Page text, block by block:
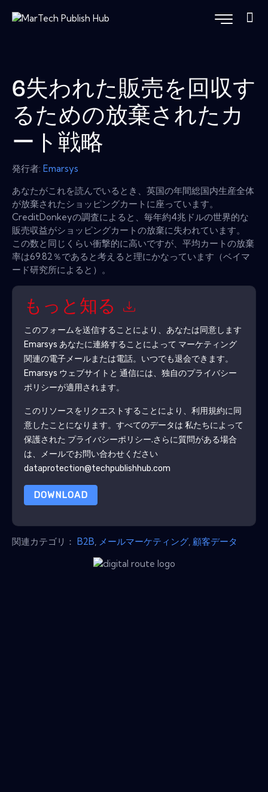
6失われた販売を回収す
るための放棄されたカ
ート戦略
発行者: Emarsys
あなたがこれを読んでいるとき、英国の年間総国内生産全体
が放棄されたショッピングカートに座っています。
CreditDonkeyの調査によると、毎年約4兆ドルの世界的な
販売収益がショッピングカートの放棄に失われています。
この数と同じくらい衝撃的に高いですが、平均カートの放棄
率は69.82％であると考えると理にかなっています（ベイマ
ード研究所によると）。
もっと知る
このフォームを送信することにより、あなたは同意します
Emarsys あなたに連絡することによって マーケティング
関連の電子メールまたは電話。いつでも退会できます。
Emarsys ウェブサイトと 通信には、独自のプライバシー
ポリシーが適用されます。
このリソースをリクエストすることにより、利用規約に同
意したことになります。すべてのデータは 私たちによって
保護された プライバシーポリシー.さらに質問がある場合
は、メールでお問い合わせください
dataprotection@techpublishhub.com
DOWNLOAD
関連カテゴリ： B2B メールマーケティング 顧客データ